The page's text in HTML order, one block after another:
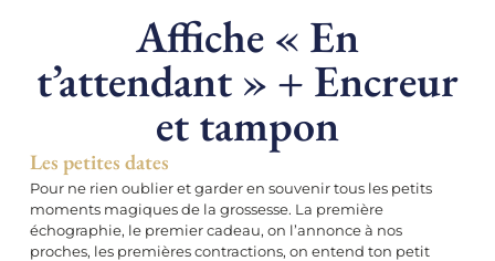
Affiche « En
t’attendant » + Encreur
et tampon
Les petites dates
Pour ne rien oublier et garder en souvenir tous les petits
moments magiques de la grossesse. La première
échographie, le premier cadeau, on l’annonce à nos
proches, les premières contractions, on entend ton petit